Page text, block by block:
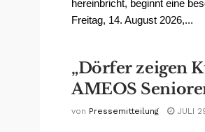
hereinbricht, beginnt eine
Freitag, 14. August 2026,...
„Dörfer zeigen
AMEOS
von Pressemitteilung JULI